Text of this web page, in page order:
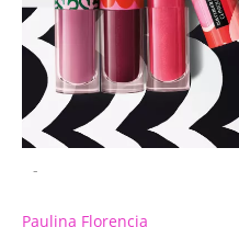
-
Paulina Florencia